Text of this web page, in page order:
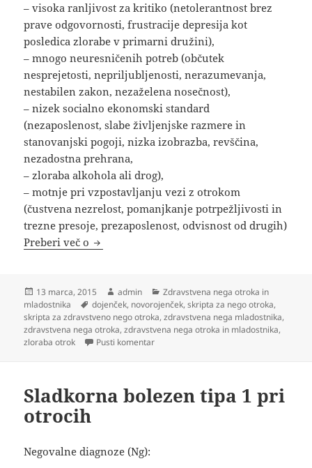
– visoka ranljivost za kritiko (netolerantnost brez
prave odgovornosti, frustracije depresija kot
posledica zlorabe v primarni družini),
– mnogo neuresničenih potreb (občutek
nesprejetosti, nepriljubljenosti, nerazumevanja,
nestabilen zakon, nezaželena nosečnost),
– nizek socialno ekonomski standard
(nezaposlenost, slabe življenjske razmere in
stanovanjski pogoji, nizka izobrazba, revščina,
nezadostna prehrana,
– zloraba alkohola ali drog),
– motnje pri vzpostavljanju vezi z otrokom
(čustvena nezrelost, pomanjkanje potrpežljivosti in
trezne presoje, prezaposlenost, odvisnost od drugih)
Preberi več o Zloraba otrok
Objavljeno
dne
13 marca, 2015 Avtor
admin Kategorije
Zdravstvena nega otroka in
mladostnika
Oznake
dojenček, novorojenček,skripta za nego otroka,
skripta za zdravstveno nego otroka,zdravstvena nega mladostnika,
zdravstvena nega otroka,zdravstvena nega otroka in mladostnika,
zloraba otrok
Pusti komentarna Zloraba otrok
Sladkorna bolezen tipa 1 pri
otrocih
Negovalne diagnoze (Ng):